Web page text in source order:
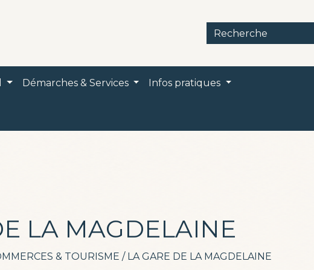
Démarches & Services Infos pratiques
LA MAGDELAINE
& TOURISME / LA GARE DE LA MAGDELAINE